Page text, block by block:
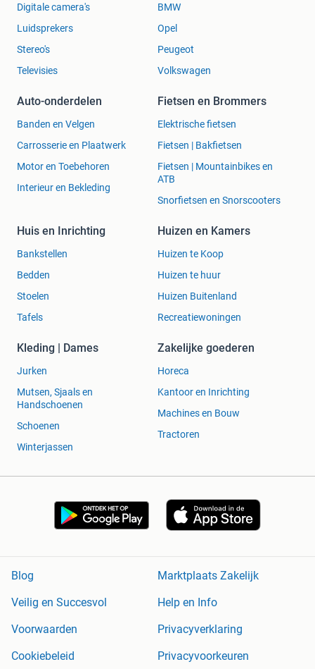
Digitale camera's
Luidsprekers
Stereo's
Televisies
BMW
Opel
Peugeot
Volkswagen
Auto-onderdelen
Banden en Velgen
Carrosserie en Plaatwerk
Motor en Toebehoren
Interieur en Bekleding
Fietsen en Brommers
Elektrische fietsen
Fietsen | Bakfietsen
Fietsen | Mountainbikes en
ATB
Snorfietsen en Snorscooters
Huis en Inrichting
Bankstellen
Bedden
Stoelen
Tafels
Huizen en Kamers
Huizen te Koop
Huizen te huur
Huizen Buitenland
Recreatiewoningen
Kleding | Dames
Jurken
Mutsen, Sjaals en
Handschoenen
Schoenen
Winterjassen
Zakelijke goederen
Horeca
Kantoor en Inrichting
Machines en Bouw
Tractoren
Blog
Marktplaats Zakelijk
Veilig en Succesvol
Help en Info
Voorwaarden
Privacyverklaring
Cookiebeleid
Privacyvoorkeuren